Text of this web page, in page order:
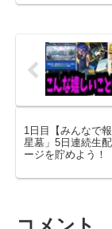
1日目【みんなで
星墓」5日連続生
ージを貯めよう！